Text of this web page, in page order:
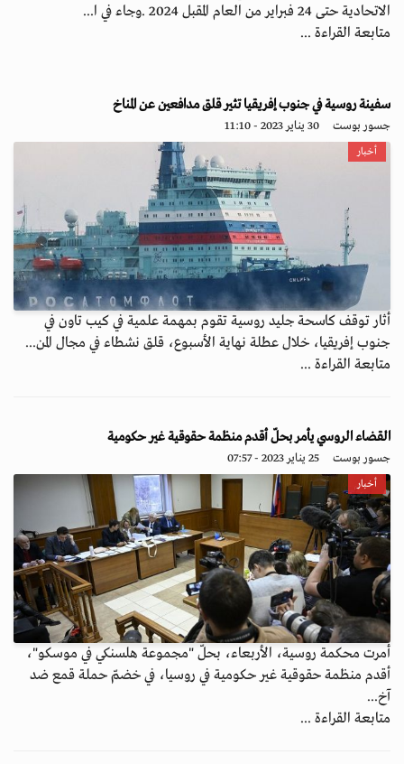
الاتحادية حتى 24 فبراير من العام المقبل 2024 .وجاء في ا...
متابعة القراءة ...
سفينة روسية في جنوب إفريقيا تثير قلق مدافعين عن المناخ
جسور بوست 30 يناير 2023 - 11:10
أخبار
أثار توقف كاسحة جليد روسية تقوم بمهمة علمية في كيب تاون في
جنوب إفريقيا، خلال عطلة نهاية الأسبوع، قلق نشطاء في مجال المن...
متابعة القراءة ...
القضاء الروسي يأمر بحلّ أقدم منظمة حقوقية غير حكومية
جسور بوست 25 يناير 2023 - 07:57
أخبار
أمرت محكمة روسية، الأربعاء، بحلّ "مجموعة هلسنكي في موسكو"،
أقدم منظمة حقوقية غير حكومية في روسيا، في خضمّ حملة قمع ضد
آخ...
متابعة القراءة ...